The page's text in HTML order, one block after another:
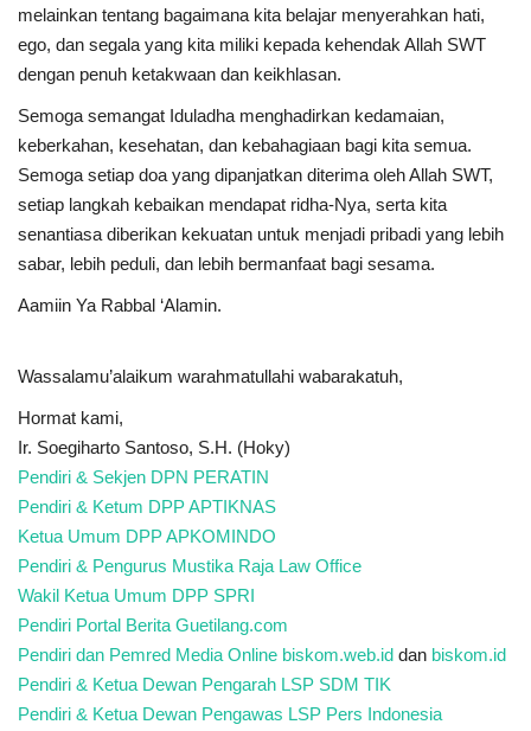
melainkan tentang bagaimana kita belajar menyerahkan hati,
ego, dan segala yang kita miliki kepada kehendak Allah SWT
dengan penuh ketakwaan dan keikhlasan.
Semoga semangat Iduladha menghadirkan kedamaian,
keberkahan, kesehatan, dan kebahagiaan bagi kita semua.
Semoga setiap doa yang dipanjatkan diterima oleh Allah SWT,
setiap langkah kebaikan mendapat ridha-Nya, serta kita
senantiasa diberikan kekuatan untuk menjadi pribadi yang lebih
sabar, lebih peduli, dan lebih bermanfaat bagi sesama.
Aamiin Ya Rabbal ‘Alamin.
Wassalamu’alaikum warahmatullahi wabarakatuh,
Hormat kami,
Ir. Soegiharto Santoso, S.H. (Hoky)
Pendiri & Sekjen DPN PERATIN
Pendiri & Ketum DPP APTIKNAS
Ketua Umum DPP APKOMINDO
Pendiri & Pengurus Mustika Raja Law Office
Wakil Ketua Umum DPP SPRI
Pendiri Portal Berita Guetilang.com
Pendiri dan Pemred Media Online biskom.web.id dan biskom.id
Pendiri & Ketua Dewan Pengarah LSP SDM TIK
Pendiri & Ketua Dewan Pengawas LSP Pers Indonesia